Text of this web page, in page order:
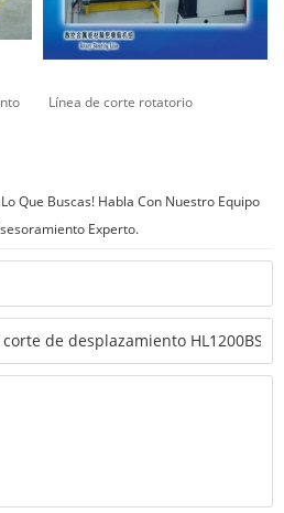
Línea de corte rotatorio
Que Buscas! Habla Con Nuestro Equipo
Experto.